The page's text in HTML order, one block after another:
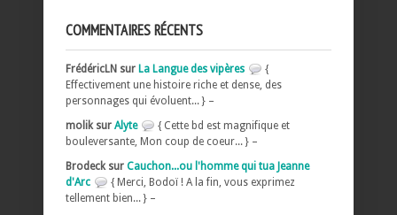
COMMENTAIRES RÉCENTS
FrédéricLN sur La Langue des vipères
{
Effectivement une histoire riche et dense, des
personnages qui évoluent... } –
molik sur Alyte
{ Cette bd est magnifique et
bouleversante, Mon coup de coeur... } –
Brodeck sur Cauchon...ou l'homme qui tua Jeanne
d'Arc
{ Merci, Bodoï ! A la fin, vous exprimez
tellement bien... } –